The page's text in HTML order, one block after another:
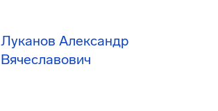
Луканов Александр
Вячеславович